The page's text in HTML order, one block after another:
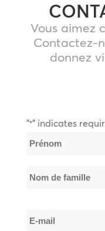
Vous aimez
Contactez-
donnez
"*" indicates
Nom
Prénom
de
E-